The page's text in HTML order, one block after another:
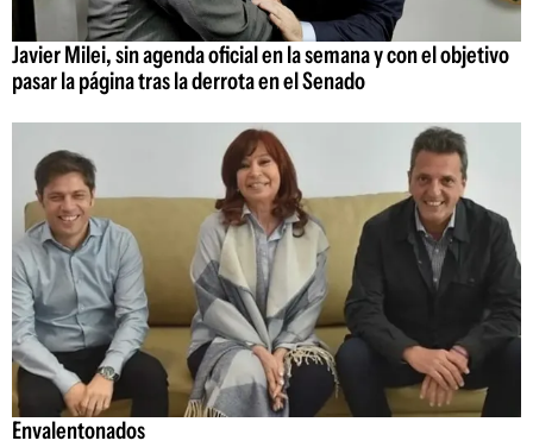
Javier Milei, sin agenda oficial en la semana y con el objetivo
pasar la página tras la derrota en el Senado
Envalentonados